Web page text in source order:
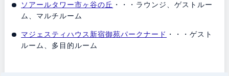
ソアールタワー市ヶ谷の丘 ・・・ラウンジ、ゲストルー
ム、マルチルーム
マジェスティハウス新宿御苑パークナード ・・・ゲスト
ルーム、多目的ルーム